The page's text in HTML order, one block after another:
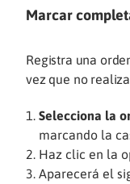
Marcar
Registra una
vez que no
Selecciona la
marcando la
Haz clic en la
Aparecerá el